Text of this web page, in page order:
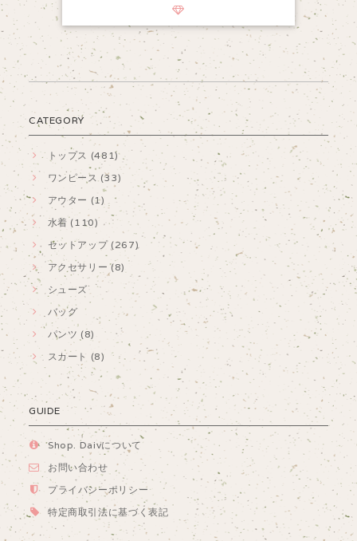
CATEGORY
トップス (481)
ワンピース (33)
アウター (1)
水着 (110)
セットアップ (267)
アクセサリー (8)
シューズ
バッグ
パンツ (8)
スカート (8)
GUIDE
Shop. Daivについて
お問い合わせ
プライバシーポリシー
特定商取引法に基づく表記